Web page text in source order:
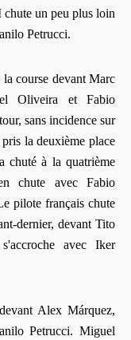
un peu plus loin
Petrucci.
la course devant Marc
Oliveira et Fabio
sans incidence sur
la deuxième place
chuté à la quatrième
chute avec Fabio
pilote français chute
dernier, devant Tito
avec Iker
Alex Márquez,
Petrucci. Miguel